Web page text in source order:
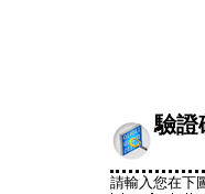
驗證
請輸入您在下